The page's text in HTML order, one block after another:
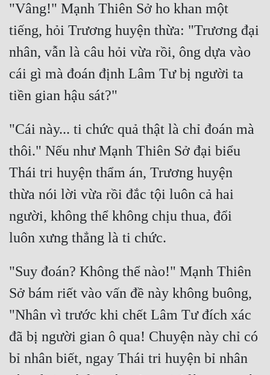
"Vâng!" Mạnh Thiên Sở ho khan một
tiếng, hỏi Trương huyện thừa: "Trương đại
nhân, vẫn là câu hỏi vừa rồi, ông dựa vào
cái gì mà đoán định Lâm Tư bị người ta
"Cái này... ti chức quả thật là chỉ đoán mà
thôi." Nếu như Mạnh Thiên Sở đại biểu
Thái tri huyện thẩm án, Trương huyện
thừa nói lời vừa rồi đắc tội luôn cả hai
người, không thể không chịu thua, đổi
"Suy đoán? Không thể nào!" Mạnh Thiên
Sở bám riết vào vấn đề này không buông,
"Nhân vì trước khi chết Lâm Tư đích xác
đã bị người gian ô qua! Chuyện này chỉ có
bỉ nhân biết, ngay Thái tri huyện bỉ nhân